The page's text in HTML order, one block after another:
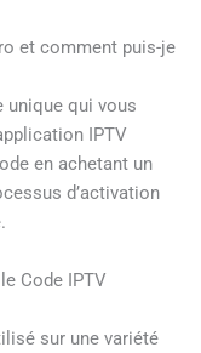
et comment puis-je
unique qui vous
IPTV
en achetant un
d’activation
Code IPTV
sur une variété